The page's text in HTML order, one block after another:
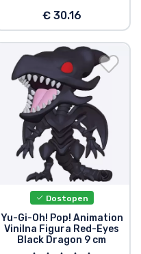
€ 30.16
Dostopen
Yu-Gi-Oh! Pop! Animation
Vinilna Figura Red-Eyes
Black Dragon 9 cm